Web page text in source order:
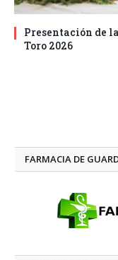
Presentación de
Toro 2026
FARMACIA DE